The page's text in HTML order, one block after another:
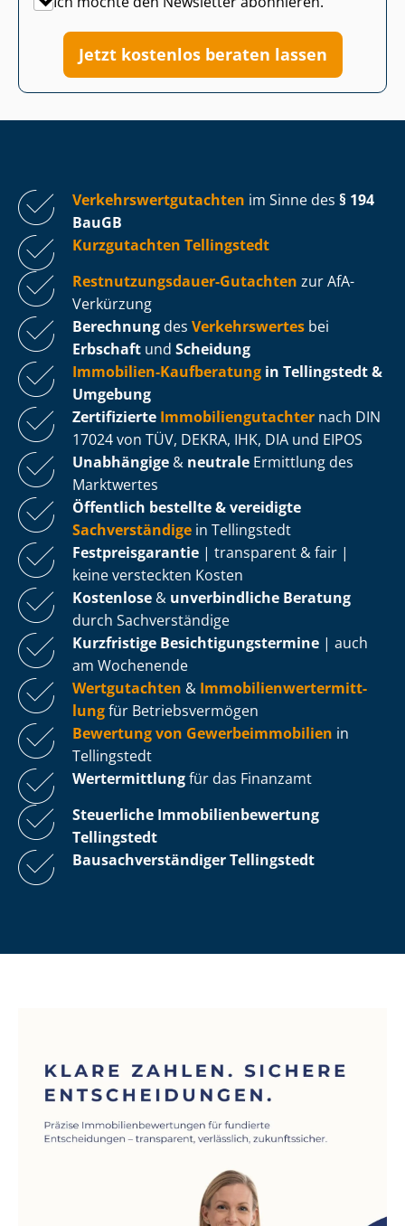
Jetzt kostenlos beraten lassen
Ver­kehrs­wert­gut­ach­ten im Sinne des § 194
BauGB
Kurzgutachten Tellingstedt
Rest­nut­zungs­dau­er-Gutachten zur AfA-
Verkürzung
Berechnung des Verkehrswertes bei
Erbschaft und Scheidung
Immobilien-Kaufberatung in Tellingstedt &
Umgebung
Zertifizierte Im­mo­bi­li­en­gut­ach­ter nach DIN
17024 von TÜV, DEKRA, IHK, DIA und EIPOS
Unabhängige & neutrale Ermittlung des
Marktwertes
Öffentlich bestellte & vereidigte
Sachverständige in Tellingstedt
Fest­preis­ga­ran­tie | transparent & fair |
keine versteckten Kosten
Kostenlose & unverbindliche Beratung
durch Sachverständige
Kurzfristige Be­sich­ti­gungs­ter­mi­ne | auch
am Wochenende
Wertgutachten & Im­mo­bi­li­en­wert­ermitt­
lungfür Be­triebs­ver­mö­gen
Bewertung von Ge­wer­be­im­mo­bi­li­en in
Tellingstedt
Wertermittlungfür das Finanzamt
Steuerliche Im­mo­bi­li­en­be­wer­tung
Tellingstedt
Bau­sach­ver­stän­di­ger Tellingstedt